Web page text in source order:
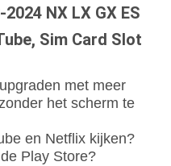
NX LX GX ES
Sim Card Slot
met meer
het scherm te
en Netflix kijken?
Play Store?